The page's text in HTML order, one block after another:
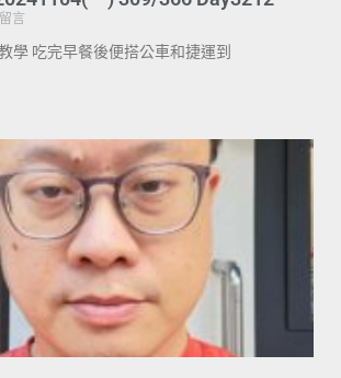
言
學 吃完早餐後便搭公車和捷運到